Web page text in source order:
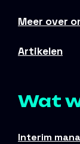
Meer over
Artikelen
Wat
Interim